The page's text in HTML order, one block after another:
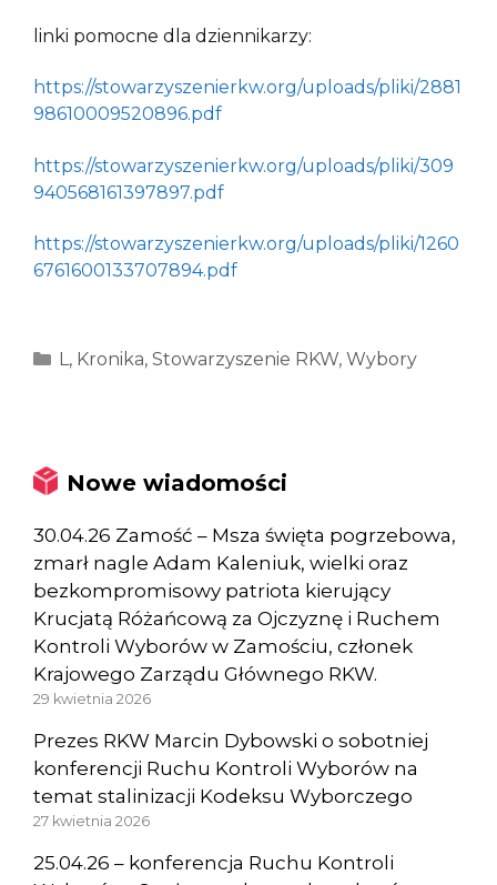
linki pomocne dla dziennikarzy:
https://stowarzyszenierkw.org/uploads/pliki/2881
98610009520896.pdf
https://stowarzyszenierkw.org/uploads/pliki/309
940568161397897.pdf
https://stowarzyszenierkw.org/uploads/pliki/1260
6761600133707894.pdf
Kategorie
L, Kronika, Stowarzyszenie RKW, Wybory
Nowe wiadomości
30.04.26 Zamość – Msza święta pogrzebowa,
zmarł nagle Adam Kaleniuk, wielki oraz
bezkompromisowy patriota kierujący
Krucjatą Różańcową za Ojczyznę i Ruchem
Kontroli Wyborów w Zamościu, członek
Krajowego Zarządu Głównego RKW.
29 kwietnia 2026
Prezes RKW Marcin Dybowski o sobotniej
konferencji Ruchu Kontroli Wyborów na
temat stalinizacji Kodeksu Wyborczego
27 kwietnia 2026
25.04.26 – konferencja Ruchu Kontroli